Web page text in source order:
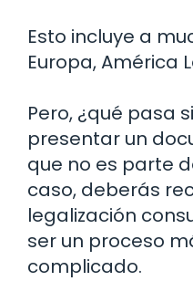
Esto incluye a
Europa, América
Pero, ¿qué pasa
presentar un
que no es parte
caso, deberás
legalización
ser un proceso
complicado.